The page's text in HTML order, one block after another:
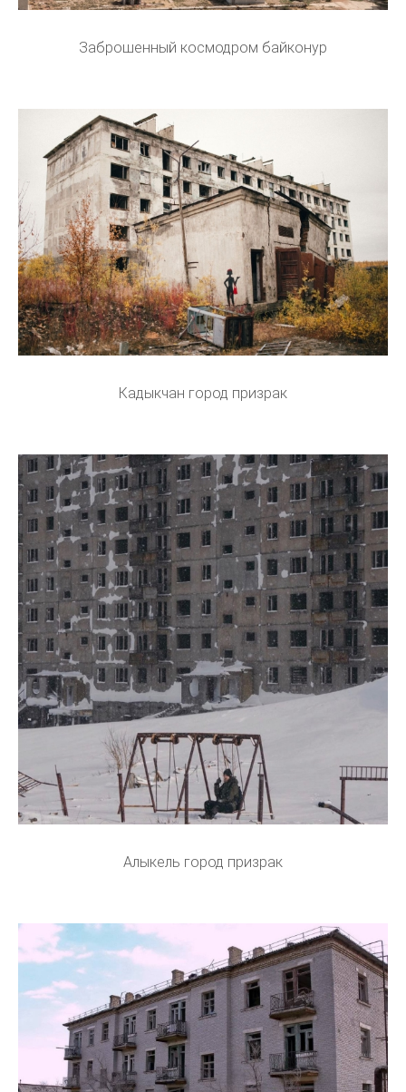
Заброшенный космодром байконур
Кадыкчан город призрак
Алыкель город призрак